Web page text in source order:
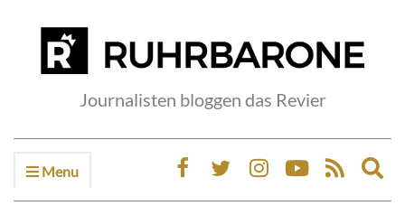
Journalisten bloggen das Revier
Menu